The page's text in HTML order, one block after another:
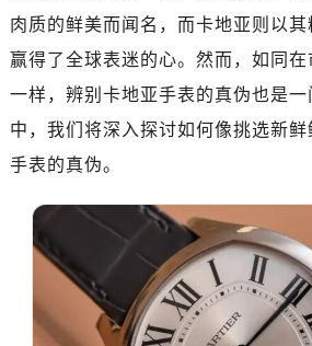
肉质的鲜美而闻名，而卡地亚则以
赢得了全球表迷的心。然而，如同
一样，辨别卡地亚手表的真伪也是
中，我们将深入探讨如何像挑选新
手表的真伪。